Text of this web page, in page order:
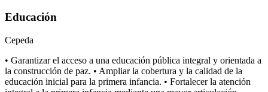
Educación
Cepeda
• Garantizar el acceso a una educación pública integral y orientada a
la construcción de paz. • Ampliar la cobertura y la calidad de la
educación inicial para la primera infancia. • Fortalecer la atención